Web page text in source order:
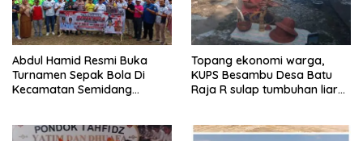
Abdul Hamid Resmi Buka
Turnamen Sepak Bola Di
Kecamatan Semidang
Tahun 2026
Topang ekonomi warga,
KUPS Besambu Desa Batu
Raja R sulap tumbuhan liar